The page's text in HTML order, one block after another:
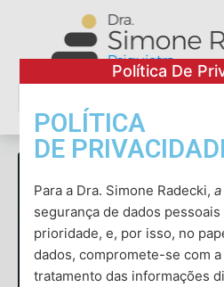
Política De
POLÍTICA
DE
Para a Dra. Simone Radecki,a
segurança de dados pessoais
prioridade, e, por isso, no
dados, compromete-se com
tratamento das informações